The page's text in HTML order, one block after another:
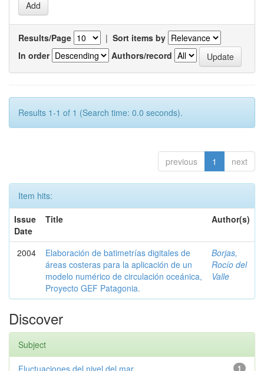
Results/Page | Sort items by
In order
Authors/record
Results 1-1 of 1 (Search time: 0.0 seconds).
previous 1 next
Item hits:
Issue
Date
Title Author(s)
2004
Elaboración de batimetrías digitales de
áreas costeras para la aplicación de un
modelo numérico de circulación oceánica,
Proyecto GEF Patagonia.
Borjas,
Rocío del
Valle
Discover
Subject
1
Fluctuaciones del nivel del mar